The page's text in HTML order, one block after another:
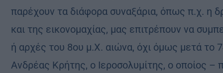
παρέχουν τα διάφορα συναξάρια, όπως π.χ. η
και της εικονομαχίας, μας επιτρέπουν να
ή αρχές του 8ου μ.Χ. αιώνα, όχι όμως μετά το
Ανδρέας Κρήτης, ο Ιεροσολυμίτης, ο οποίος